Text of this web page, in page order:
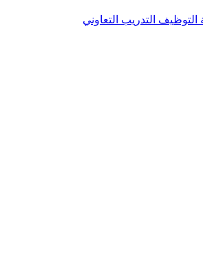
التوظيف التدريب التعاوني